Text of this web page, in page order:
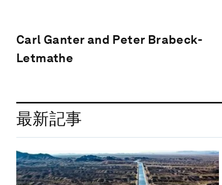
Carl Ganter and Peter Brabeck-
Letmathe
最新記事